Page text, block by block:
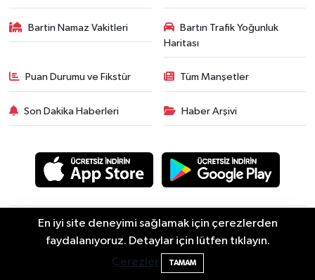
Bartin Namaz Vakitleri
Bartın Trafik Yoğunluk
Haritası
Puan Durumu ve Fikstür Tüm Manşetler
Son Dakika Haberleri Haber Arşivi
Asayiş Güncel Siyaset Spor Yaşam
Eğitim
Ekonomi
Sağlık Sivil Toplum Turizm Yerel
En iyi site deneyimi sağlamak için çerezlerden
faydalanıyoruz. Detaylar için lütfen tıklayın.
Çerezler
TAMAM
Bartın'da Şafak Operasyonu: 5 Gözaltı, 4
Şüpheli Aranıyor